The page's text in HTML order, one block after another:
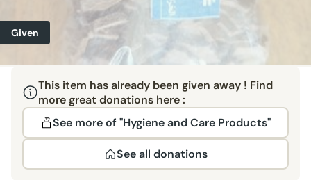
Given
This item has already been given away ! Find
more great donations here :
See more of "Hygiene and Care Products"
See all donations